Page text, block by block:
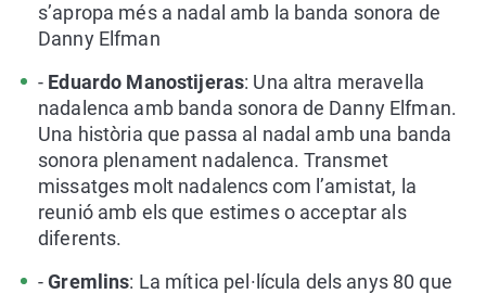
s’apropa més a nadal amb la banda sonora de
Danny Elfman
- Eduardo Manostijeras: Una altra meravella
nadalenca amb banda sonora de Danny Elfman.
Una història que passa al nadal amb una banda
sonora plenament nadalenca. Transmet
missatges molt nadalencs com l’amistat, la
reunió amb els que estimes o acceptar als
diferents.
-Gremlins: La mítica pel·lícula dels anys 80 que